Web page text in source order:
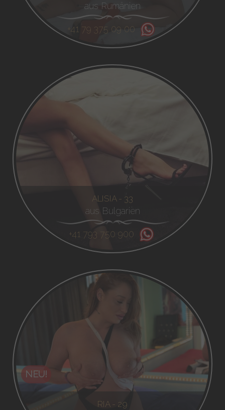
aus Rumänien
+41 79 375 09 00
ALISIA - 33
aus Bulgarien
+41 793 750 900
NEU!
RIA - 29